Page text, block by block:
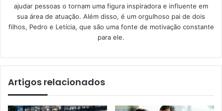
ajudar pessoas o tornam uma figura inspiradora e influente em
sua área de atuação. Além disso, é um orgulhoso pai de dois
filhos, Pedro e Letícia, que são uma fonte de motivação constante
para ele.
Artigos relacionados